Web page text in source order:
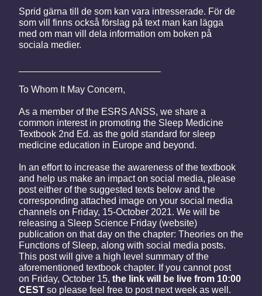
Sprid gärna till de som kan vara intresserade. För de
som vill finns också förslag på text man kan lägga
med om man vill dela information om boken på
sociala medier.
To Whom It May Concern,
As a member of the ESRS ANSS, we share a
common interest in promoting the Sleep Medicine
Textbook 2nd Ed. as the gold standard for sleep
medicine education in Europe and beyond.
In an effort to increase the awareness of the textbook
and help us make an impact on social media, please
post either of the suggested texts below and the
corresponding attached image on your social media
channels on Friday, 15-October 2021. We will be
releasing a Sleep Science Friday (website)
publication on that day on the chapter: Theories on the
Functions of Sleep, along with social media posts.
This post will give a high level summary of the
aforementioned textbook chapter. If you cannot post
on Friday, October 15, the link will be live from 10:00
CEST so please feel free to post next week as well.